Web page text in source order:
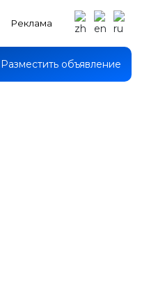
Реклама
Разместить объявление